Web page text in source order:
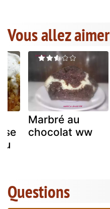
Vous allez aimer
Marbré au
chocolat ww
Questions